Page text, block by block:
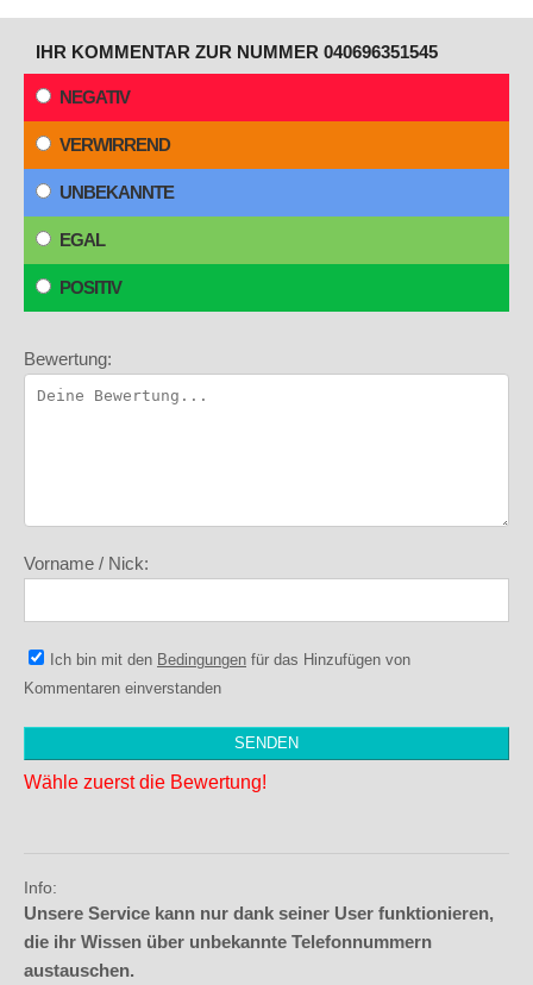
IHR KOMMENTAR ZUR NUMMER 040696351545
NEGATIV
VERWIRREND
UNBEKANNTE
EGAL
POSITIV
Bewertung:
Vorname / Nick:
Ich bin mit den Bedingungen für das Hinzufügen von
Kommentaren einverstanden
Wähle zuerst die Bewertung!
Info:
Unsere Service kann nur dank seiner User funktionieren,
die ihr Wissen über unbekannte Telefonnummern
austauschen.